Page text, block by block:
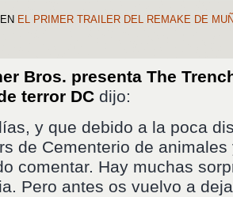
EN EL PRIMER TRAILER DEL REMAKE DE
Bros. presenta The
terror DC dijo:
y que debido a la poca
de Cementerio de animales
comentar. Hay muchas
Pero antes os vuelvo a